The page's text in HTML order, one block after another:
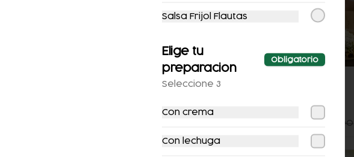
1/2 kg. pata
$246.00
Salsa Frijol Flautas
Elige tu
preparacion
Obligatorio
Seleccione 3
Con crema
Con lechuga